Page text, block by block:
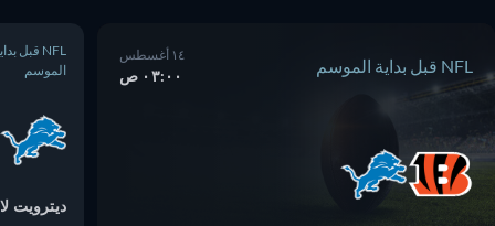
NFL قبل بداية الموسم ٠٣:٠٠ ص
NFL قبل بداية
الموسم
ديترويت